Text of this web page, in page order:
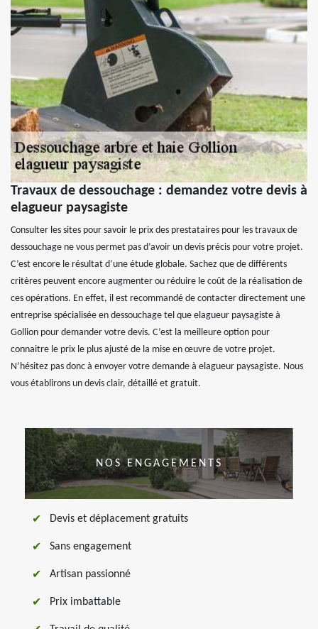
Travaux de dessouchage : demandez votre devis à
elagueur paysagiste
Consulter les sites pour savoir le prix des prestataires pour les travaux de
dessouchage ne vous permet pas d’avoir un devis précis pour votre projet.
C’est encore le résultat d’une étude globale. Sachez que de différents
critères peuvent encore augmenter ou réduire le coût de la réalisation de
ces opérations. En effet, il est recommandé de contacter directement une
entreprise spécialisée en dessouchage tel que elagueur paysagiste à
Gollion pour demander votre devis. C’est la meilleure option pour
connaitre le prix le plus ajusté de la mise en œuvre de votre projet.
N’hésitez pas donc à envoyer votre demande à elagueur paysagiste. Nous
vous établirons un devis clair, détaillé et gratuit.
NOS ENGAGEMENTS
Devis et déplacement gratuits
Sans engagement
Artisan passionné
Prix imbattable